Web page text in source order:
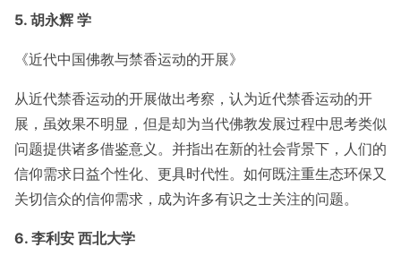
5. 胡永辉 学
《近代中国佛教与禁香运动的开展》
从近代禁香运动的开展做出考察，认为近代禁香运动的开
展，虽效果不明显，但是却为当代佛教发展过程中思考类似
问题提供诸多借鉴意义。并指出在新的社会背景下，人们的
信仰需求日益个性化、更具时代性。如何既注重生态环保又
关切信众的信仰需求，成为许多有识之士关注的问题。
6. 李利安 西北大学